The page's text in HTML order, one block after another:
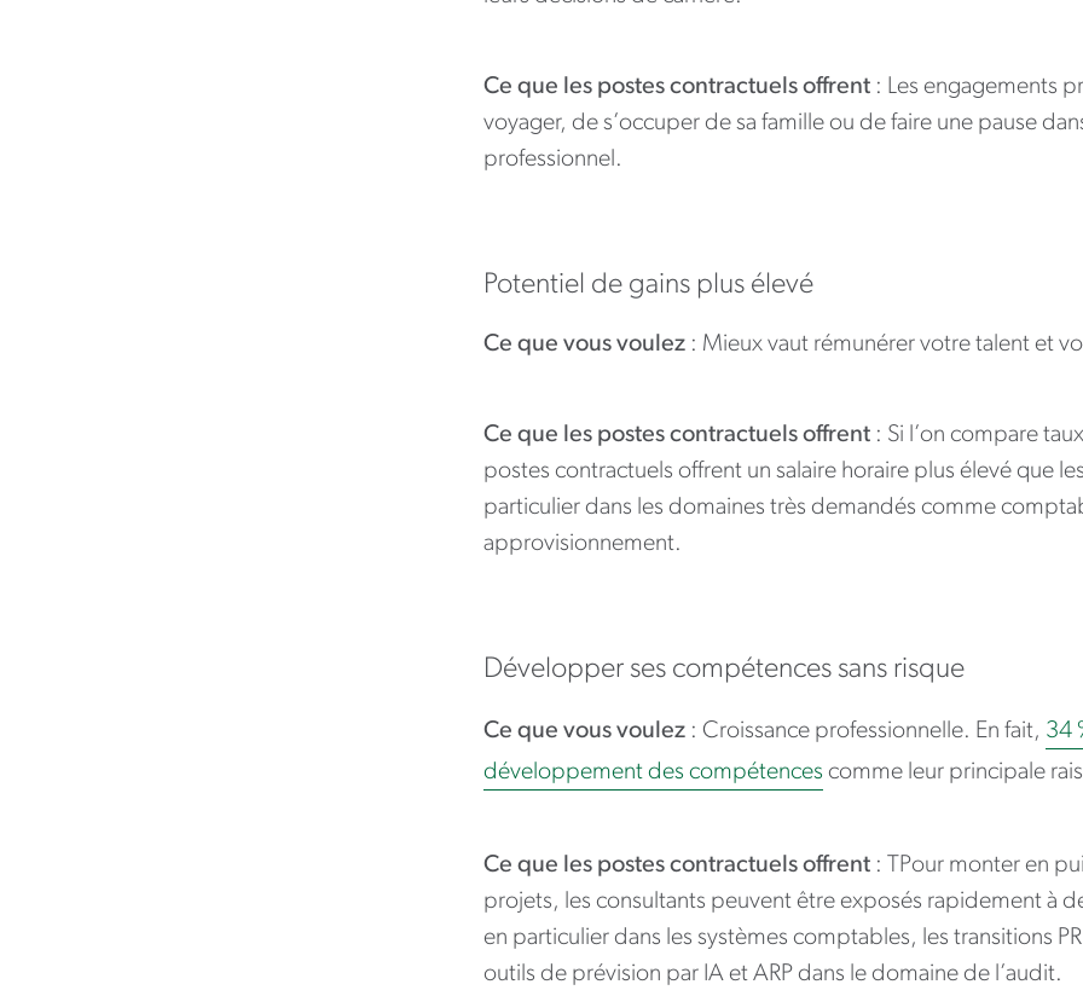
Ce que les postes contractuels offrent : Les engagements
voyager, de s’occuper de sa famille ou de faire une pause
professionnel.
Potentiel de gains plus élevé
Ce que vous voulez : Mieux vaut rémunérer votre talent et
Ce que les postes contractuels offrent : Si l’on compare
postes contractuels offrent un salaire horaire plus élevé que
particulier dans les domaines très demandés comme
approvisionnement.
Développer ses compétences sans risque
Ce que vous voulez : Croissance professionnelle. En fait, 34
développement des compétences comme leur principale
Ce que les postes contractuels offrent : TPour monter en
projets, les consultants peuvent être exposés rapidement à
en particulier dans les systèmes comptables, les transitions
outils de prévision par IA et ARP dans le domaine de l’audit.